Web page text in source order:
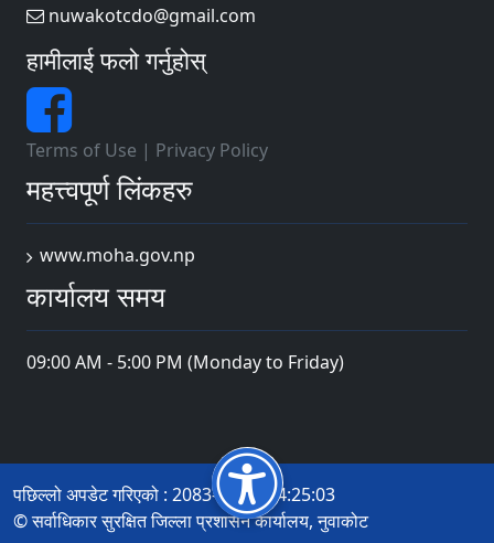
nuwakotcdo@gmail.com
हामीलाई फलो गर्नुहोस्
Terms of Use | Privacy Policy
महत्त्वपूर्ण लिंकहरु
www.moha.gov.np
कार्यालय समय
09:00 AM - 5:00 PM (Monday to Friday)
पछिल्लो अपडेट गरिएको : 2083-04-08 14:25:03
© सर्वाधिकार सुरक्षित जिल्ला प्रशासन कार्यालय, नुवाकोट